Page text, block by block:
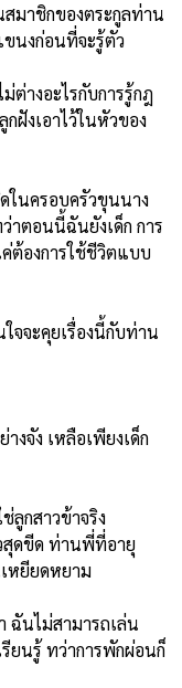
มาชิกของตระกูลท่าน
นงก่อนที่จะรู้ตัว
างอะไรกับการรู้กฎ
ฝังเอาไว้ในหัวของ
นครอบครัวขุนนาง
าตอนนี้ฉันยังเด็ก การ
ต้องการใช้ชีวิตแบบ
จะคุยเรื่องนี้กับท่าน
จัง เหลือเพียงเด็ก
กสาวข้าจริง
สุดขีด ท่านพี่ที่อายุ
หยียดหยาม
ฉันไม่สามารถเล่น
ยนรู้ ทว่าการพักผ่อนก็